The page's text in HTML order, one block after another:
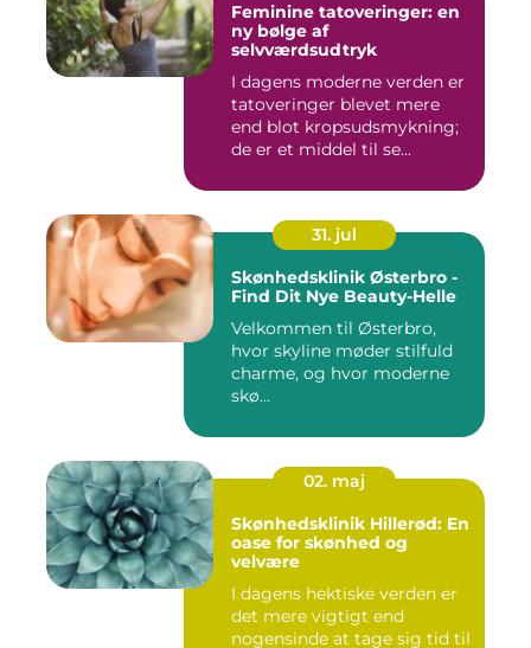
Feminine tatoveringer: en
ny bølge af
selvværdsudtryk
I dagens moderne verden er
tatoveringer blevet mere
end blot kropsudsmykning;
de er et middel til se...
31. jul
Skønhedsklinik Østerbro -
Find Dit Nye Beauty-Helle
Velkommen til Østerbro,
hvor skyline møder stilfuld
charme, og hvor moderne
skø...
02. maj
Skønhedsklinik Hillerød: En
oase for skønhed og
velvære
I dagens hektiske verden er
det mere vigtigt end
nogensinde at tage sig tid til